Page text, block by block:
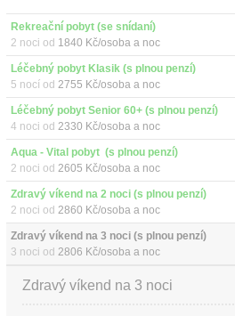
Rekreační pobyt (se snídaní)
2 noci od 1840 Kč/osoba a noc
Léčebný pobyt Klasik (s plnou penzí)
5 nocí od 2755 Kč/osoba a noc
Léčebný pobyt Senior 60+ (s plnou penzí)
4 noci od 2330 Kč/osoba a noc
Aqua - Vital pobyt  (s plnou penzí)
2 noci od 2605 Kč/osoba a noc
Zdravý víkend na 2 noci (s plnou penzí)
2 noci od 2860 Kč/osoba a noc
Zdravý víkend na 3 noci (s plnou penzí)
3 noci od 2806 Kč/osoba a noc
Zdravý víkend na 3 noci